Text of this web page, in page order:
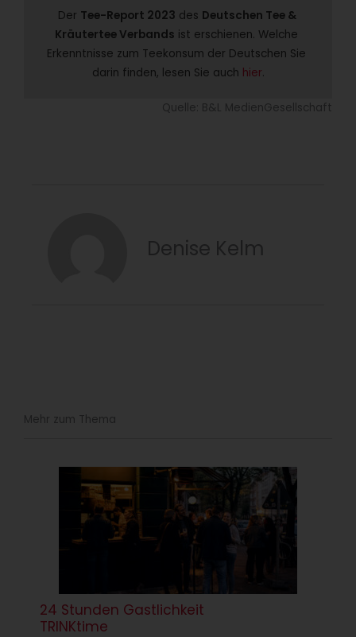
Der Tee-Report 2023 des Deutschen Tee &
Kräutertee Verbands ist erschienen. Welche
Erkenntnisse zum Teekonsum der Deutschen Sie
darin finden, lesen Sie auch hier.
Quelle: B&L MedienGesellschaft
Denise Kelm
Mehr zum Thema
24 Stunden Gastlichkeit
TRINKtime